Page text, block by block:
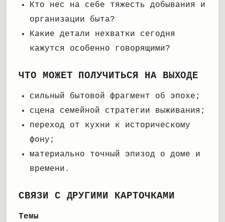
Кто нес на себе тяжесть добывания и
организации быта?
Какие детали нехватки сегодня
кажутся особенно говорящими?
ЧТО МОЖЕТ ПОЛУЧИТЬСЯ НА ВЫХОДЕ
сильный бытовой фрагмент об эпохе;
сцена семейной стратегии выживания;
переход от кухни к историческому
фону;
материально точный эпизод о доме и
времени.
СВЯЗИ С ДРУГИМИ КАРТОЧКАМИ
Темы